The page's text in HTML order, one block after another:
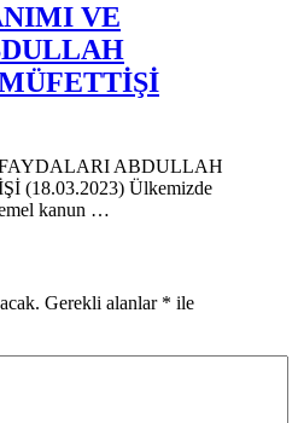
VE
ABDULLAH
(18.03.2023) Ülkemizde
kanun …
Gerekli alanlar * ile